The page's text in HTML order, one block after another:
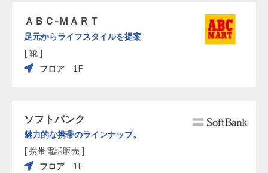
ＡＢＣ-ＭＡＲＴ
足元からライフスタイルを提案
[ 靴 ]
フロア
1F
ソフトバンク
魅力的な携帯のラインナップ。
[ 携帯電話販売 ]
フロア
1F